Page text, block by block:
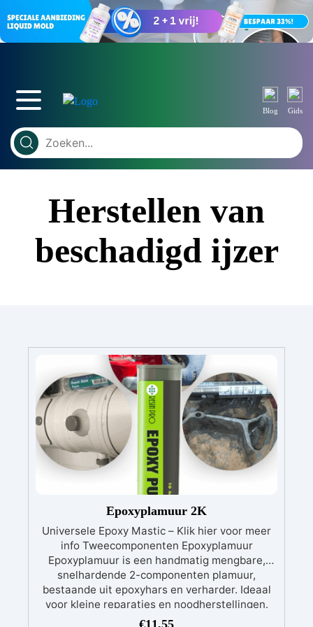
Blog Gids
Herstellen van
beschadigd ijzer
Epoxyplamuur 2K
Universele Epoxy Mastic – Klik hier voor meer
info Tweecomponenten Epoxyplamuur
Epoxyplamuur is een handmatig mengbare,
snelhardende 2-componenten plamuur,
bestaande uit epoxyhars en verharder. Ideaal
voor kleine reparaties en noodherstellingen.
Veelzijdig inzetbaar Deze 2-componenten
€11,55